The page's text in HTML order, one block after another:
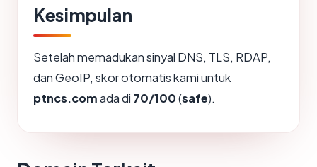
Kesimpulan
Setelah memadukan sinyal DNS, TLS, RDAP,
dan GeoIP, skor otomatis kami untuk
ptncs.comada di 70/100(safe).